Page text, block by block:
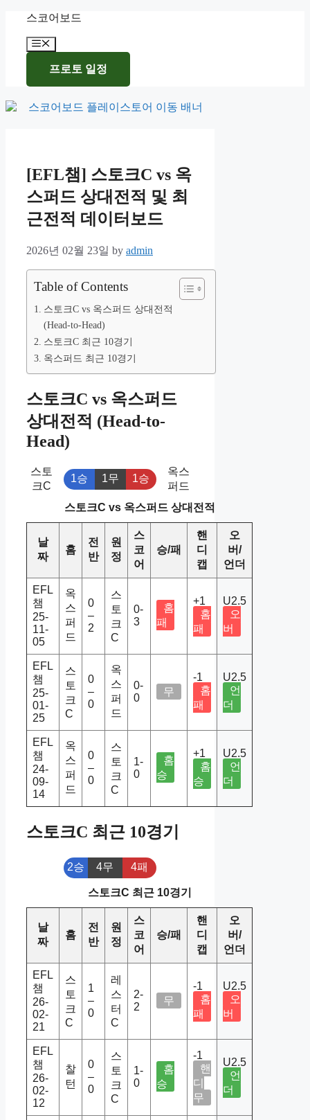
content
스코어보드
Menu
프로토 일정
[EFL챔] 스토크C vs 옥
스퍼드 상대전적 및 최
근전적 데이터보드
2026년 02월 23일 by admin
Table of Contents
스토크C vs 옥스퍼드 상대전적
(Head-to-Head)
스토크C 최근 10경기
옥스퍼드 최근 10경기
스토크C vs 옥스퍼드
상대전적 (Head-to-
Head)
스토
크C
1승 1무 1승
옥스
퍼드
스토크C vs 옥스퍼드 상대전적
날
짜
홈
전
반
원
정
스
코
어
승/패
핸
디
캡
오
버/
언더
EFL
챔
25-
11-
05
옥
스
퍼
드
0
–
2
스
토
크
C
0-
3
홈
패
+1
홈
패
U2.5
오
버
EFL
챔
25-
01-
25
스
토
크
C
0
–
0
옥
스
퍼
드
0-
0
무
-1
홈
패
U2.5
언
더
EFL
챔
24-
09-
14
옥
스
퍼
드
0
–
0
스
토
크
C
1-
0
홈
승
+1
홈
승
U2.5
언
더
스토크C 최근 10경기
2승 4무 4패
스토크C 최근 10경기
날
짜
홈
전
반
원
정
스
코
어
승/패
핸
디
캡
오
버/
언더
EFL
챔
26-
02-
21
스
토
크
C
1
–
0
레
스
터
C
2-
2
무
-1
홈
패
U2.5
오
버
EFL
챔
26-
02-
12
찰
턴
0
–
0
스
토
크
C
1-
0
홈
승
-1
핸
디
무
U2.5
언
더